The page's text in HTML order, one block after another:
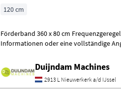
120 cm
Förderband 360 x 80 cm
Informationen oder eine vollständige
Duijndam Machines
2913 L Nieuwerkerk a/d IJssel